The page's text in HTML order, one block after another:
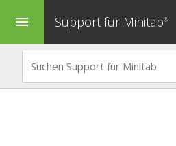
menu Support für Minitab®